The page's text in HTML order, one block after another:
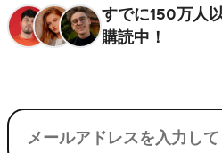
すでに150万人
購読中！
電子メール